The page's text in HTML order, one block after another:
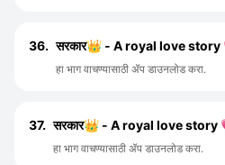
36. सरकार👑 - A royal love story
हा भाग वाचण्यासाठी ॲप डाउनलोड करा.
37. सरकार👑 - A royal love story
हा भाग वाचण्यासाठी ॲप डाउनलोड करा.